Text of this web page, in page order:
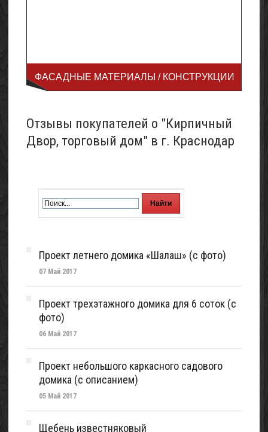
ФАСАДНЫЕ МАТЕРИАЛЫ / КОНСТРУКЦИИ
Отзывы покупателей о "Кирпичный
Двор, торговый дом" в г. Краснодар
Проект летнего домика «Шалаш» (с фото)
07 Май 2017
Проект трехэтажного домика для 6 соток (с
фото)
06 Май 2017
Проект небольшого каркасного садового
домика (с описанием)
05 Май 2017
Щебень известняковый